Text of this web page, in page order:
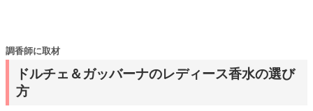
ドルチェ＆ガッバーナのレディース香水の選び
方
調香師に取材